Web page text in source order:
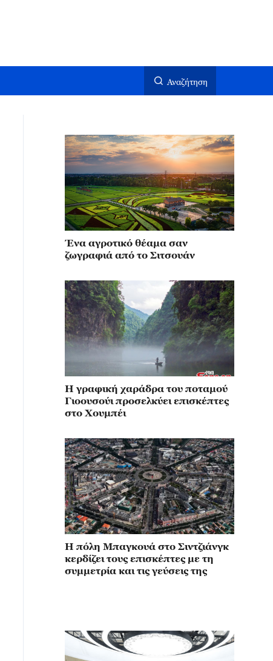
Αναζήτηση
Ένα αγροτικό θέαμα σαν
ζωγραφιά από το Σιτσουάν
Η γραφική χαράδρα του ποταμού
Γιοουσούι προσελκύει επισκέπτες
στο Χουμπέι
Η πόλη Μπαγκουά στο Σιντζιάνγκ
κερδίζει τους επισκέπτες με τη
συμμετρία και τις γεύσεις της